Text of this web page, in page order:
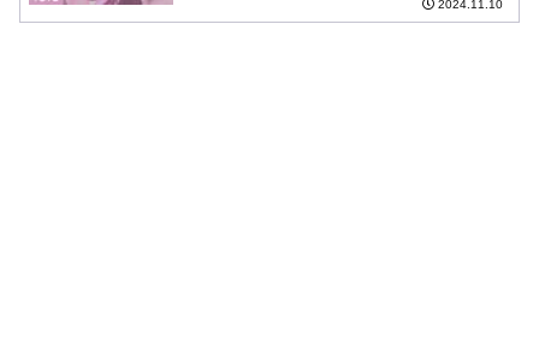
2024.11.10